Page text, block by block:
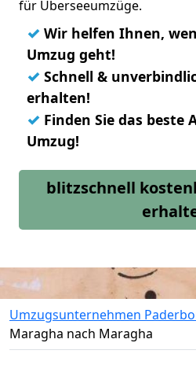
für Überseeumzüge.
✓ Wir helfen Ihnen,
Umzug geht!
✓ Schnell &
erhalten!
✓ Finden Sie das beste
Umzug!
blitzschnell
Umzugsunternehmen
Maragha nach Maragha